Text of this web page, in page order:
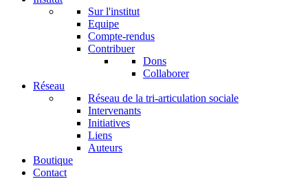
Sur l'institut
Equipe
Compte-rendus
Contribuer
Dons
Collaborer
Réseau
Réseau de la tri-articulation sociale
Intervenants
Initiatives
Liens
Auteurs
Boutique
Contact